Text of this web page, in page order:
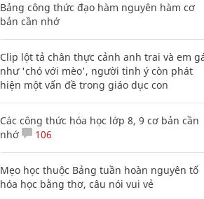
Bảng công thức đạo hàm nguyên hàm cơ
bản cần nhớ
Clip lột tả chân thực cảnh anh trai và em
như 'chó với mèo', người tinh ý còn phát
hiện một vấn đề trong giáo dục con
Các công thức hóa học lớp 8, 9 cơ bản cần
nhớ
106
Mẹo học thuộc Bảng tuần hoàn nguyên tố
hóa học bằng thơ, câu nói vui vẻ